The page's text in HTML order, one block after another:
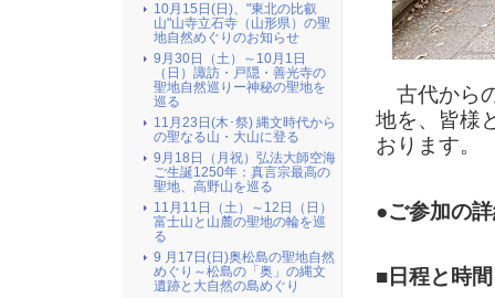
古代から
地を、皆様
おります。
●ご参加の
■日程と時間
10月15日(日)、"東北の比叡
山"山寺立石寺（山形県）の聖
地自然めぐりのお知らせ
9月30日（土）～10月1日
（日）諏訪・戸隠・善光寺の
聖地自然巡りー神秘の聖地を
巡る
11月23日(木･祭) 縄文時代から
の聖なる山・大山に登る
9月18日（月祝）弘法大師空海
ご生誕1250年：真言宗最高の
聖地、高野山を巡る
11月11日（土）～12日（日）
富士山と山麓の聖地の輪を巡
る
9 月17日(日)奥松島の聖地自然
めぐり～松島の「奥」の縄文
遺跡と大自然の島めぐり